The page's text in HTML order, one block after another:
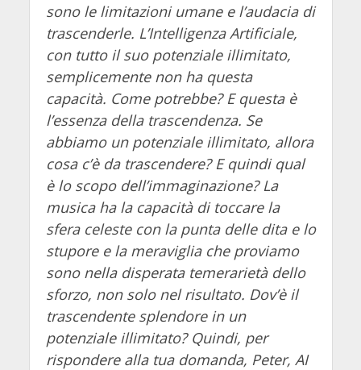
sono le limitazioni umane e l’audacia di
trascenderle. L’Intelligenza Artificiale,
con tutto il suo potenziale illimitato,
semplicemente non ha questa
capacità. Come potrebbe? E questa è
l’essenza della trascendenza. Se
abbiamo un potenziale illimitato, allora
cosa c’è da trascendere? E quindi qual
è lo scopo dell’immaginazione? La
musica ha la capacità di toccare la
sfera celeste con la punta delle dita e lo
stupore e la meraviglia che proviamo
sono nella disperata temerarietà dello
sforzo, non solo nel risultato. Dov’è il
trascendente splendore in un
potenziale illimitato? Quindi, per
rispondere alla tua domanda, Peter, AI